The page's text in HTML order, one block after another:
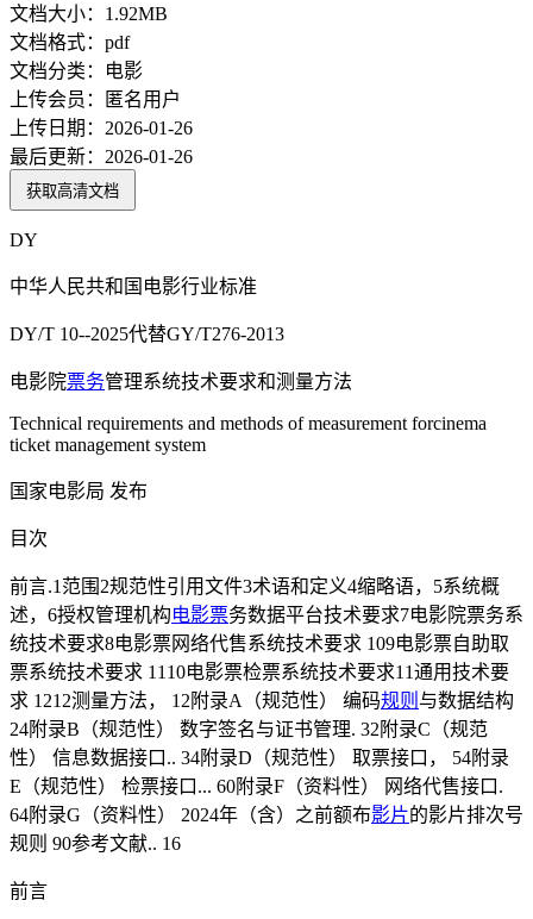
文档大小： 1.92MB
文档格式： pdf
文档分类：
电影
上传会员：
匿名用户
上传日期： 2026-01-26
最后更新： 2026-01-26
获取高清文档
DY
中华人民共和国电影行业标准
DY/T 10--2025代替GY/T276-2013
电影院票务管理系统技术要求和测量方法
Technical requirements and methods of measurement forcinema
ticket management system
国家电影局 发布
目次
前言.1范围2规范性引用文件3术语和定义4缩略语，5系统概
述，6授权管理机构电影票务数据平台技术要求7电影院票务系
统技术要求8电影票网络代售系统技术要求 109电影票自助取
票系统技术要求 1110电影票检票系统技术要求11通用技术要
求 1212测量方法， 12附录A（规范性） 编码规则 与数据结构
24附录B（规范性） 数字签名与证书管理. 32附录C（规范
性） 信息数据接口.. 34附录D（规范性） 取票接口， 54附录
E（规范性） 检票接口... 60附录F（资料性） 网络代售接口.
64附录G（资料性） 2024年（含）之前额布影片的影片排次号
规则 90参考文献.. 16
前言